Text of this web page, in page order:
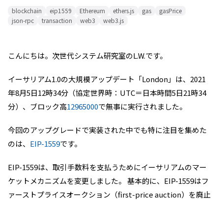
blockchain eip1559 Ethereum ethers.js gas
gasPrice
json-rpc
transaction web3 web3.js
こんにちは。次世代システム研究室のL.W.です。
イーサリアム1.0の大規模アップデート「London」は、2021
年8月5日12時34分（協定世界時： UTC＝日本時間5日21時34
分）、ブロック高12965000で無事に実行されました。
今回のアップグレードで実装された中でも特に注目を集めた
のは、 EIP-1559です。
EIP-1559は、取引手数料を支払うためにイーサリアムのマー
ケットメカニズムを変更しました。 基本的に、EIP-1559はフ
ァーストプライスオークション（first-price auction）を廃止